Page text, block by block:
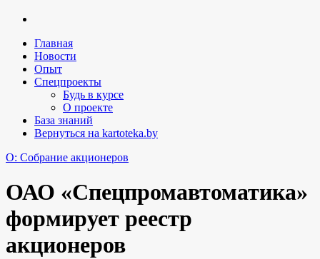
Главная
Новости
Опыт
Спецпроекты
Будь в курсе
О проекте
База знаний
Вернуться на kartoteka.by
O: Собрание акционеров
ОАО «Спецпромавтоматика»
формирует реестр
акционеров